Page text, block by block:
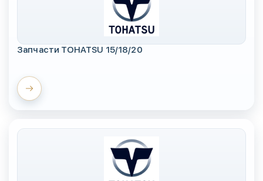
Запчасти TOHATSU 15/18/20